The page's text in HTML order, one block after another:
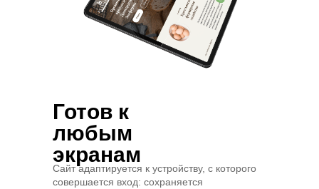
Готов к
любым
экранам
Сайт адаптируется к устройству, с которого
совершается вход: сохраняется